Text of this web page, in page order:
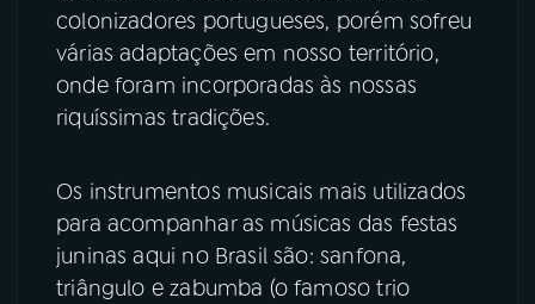
TikTok
colonizadores portugueses, porém sofreu
várias adaptações em nosso território,
onde foram incorporadas às nossas
riquíssimas tradições.
Os instrumentos musicais mais utilizados
para acompanhar as músicas das festas
juninas aqui no Brasil são: sanfona,
triângulo e zabumba (o famoso trio